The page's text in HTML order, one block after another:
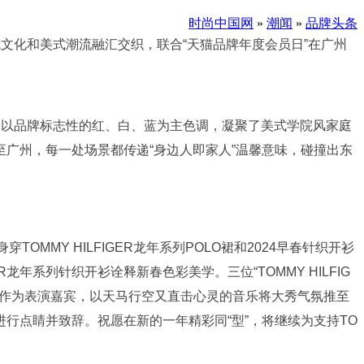
时尚中国网 » 潮闻 » 品牌头条
和美式潮流融汇交织，联合“天猫品牌年度会员日”在广州
品牌标志性的红、白、蓝为主色调，凝聚了美式学院风家庭
州，每一处场景都传递“身边人即家人”温馨意味，碰撞出东
穿TOMMY HILFIGER龙年系列POLO裙和2024早春针织开衫
年系列针织开衫诠释新春色彩美学。三位“TOMMY HILFIG
为表演嘉宾，以天马行空又直击心灵的音乐将大秀气氛推至
点睛并致辞。祝愿在新的一年精彩同“型”，将继续为支持TO